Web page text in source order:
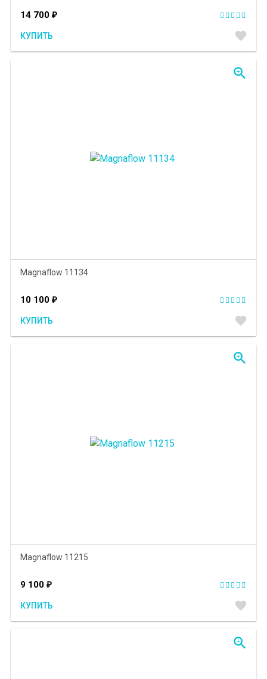
14 700 ₽
КУПИТЬ favorite
Magnaflow 11134
10 100 ₽
КУПИТЬ favorite
zoom_in
Magnaflow 11215
9 100 ₽
КУПИТЬ favorite
zoom_in
zoom_in